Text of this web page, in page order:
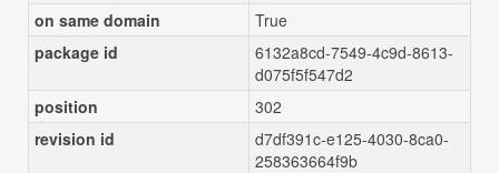
on same domain
True
package id
6132a8cd-7549-4c9d-8613-
d075f5f547d2
position
302
revision id
d7df391c-e125-4030-8ca0-
258363664f9b